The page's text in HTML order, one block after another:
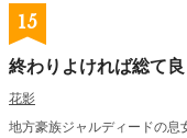
15
終わりよければ総て良
花影
地方豪族ジャルディードの息